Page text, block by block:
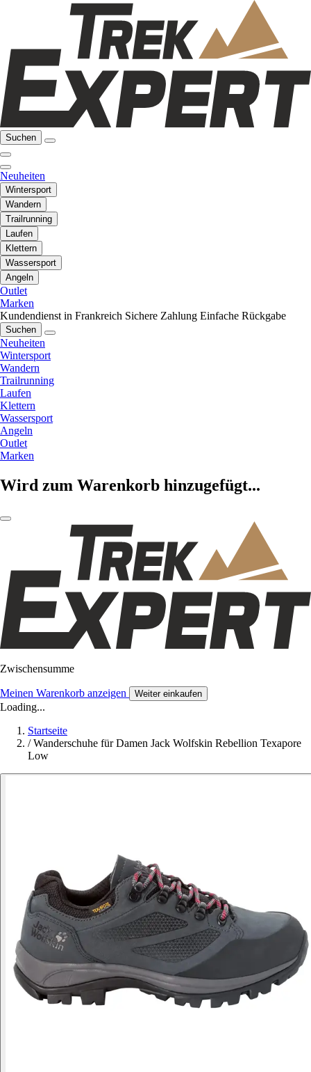
Suchen
Neuheiten
Wintersport
Wandern
Trailrunning
Laufen
Klettern
Wassersport
Angeln
Outlet
Marken
Kundendienst in Frankreich Sichere Zahlung Einfache Rückgabe
Suchen
Neuheiten
Wintersport
Wandern
Trailrunning
Laufen
Klettern
Wassersport
Angeln
Outlet
Marken
Wird zum Warenkorb hinzugefügt...
Zwischensumme
Meinen Warenkorb anzeigen Weiter einkaufen
Loading...
Startseite
/ Wanderschuhe für Damen Jack Wolfskin Rebellion Texapore
Low